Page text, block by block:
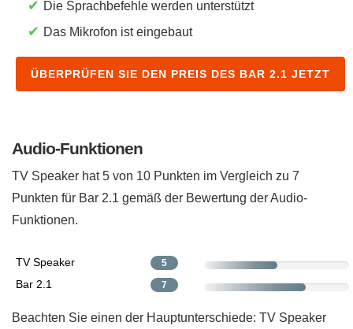
✔ Die Sprachbefehle werden unterstützt
✔ Das Mikrofon ist eingebaut
ÜBERPRÜFEN SIE DEN PREIS DES BAR 2.1 JETZT
Audio-Funktionen
TV Speaker hat 5 von 10 Punkten im Vergleich zu 7
Punkten für Bar 2.1 ​gemäß der Bewertung der Audio-
Funktionen.
TV Speaker 5
Bar 2.1 7
Beachten Sie einen der Hauptunterschiede: TV Speaker